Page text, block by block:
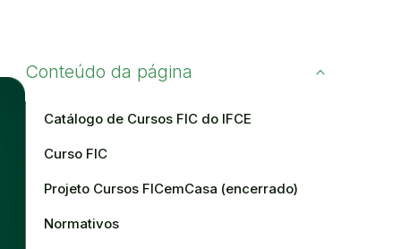
Conteúdo da página
Catálogo de Cursos FIC do IFCE
Curso FIC
Projeto Cursos FICemCasa (encerrado)
Normativos